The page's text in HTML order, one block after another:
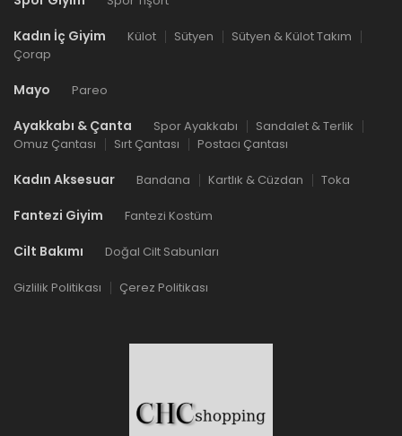
Kadın İç Giyim Külot Sütyen
Sütyen & Külot Takım
Çorap
Mayo Pareo
Ayakkabı & Çanta Spor Ayakkabı
Sandalet & Terlik
Omuz Çantası
Sırt Çantası Postacı Çantası
Kadın Aksesuar Bandana Kartlık & Cüzdan Toka
Fantezi Giyim Fantezi Kostüm
Cilt Bakımı Doğal Cilt Sabunları
Gizlilik Politikası Çerez Politikası